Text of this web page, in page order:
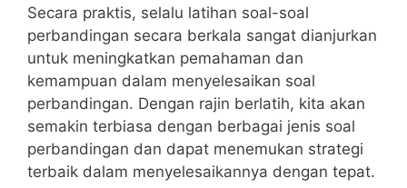
Secara praktis,⁢ selalu​ latihan soal-soal
perbandingan secara berkala sangat dianjurkan
untuk meningkatkan pemahaman dan
kemampuan dalam menyelesaikan soal
perbandingan. Dengan rajin berlatih,​ kita akan
semakin terbiasa dengan berbagai jenis soal
⁤perbandingan dan dapat menemukan strategi
terbaik dalam ⁣menyelesaikannya dengan tepat.